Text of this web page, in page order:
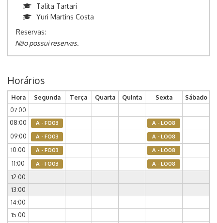
Talita Tartari
Yuri Martins Costa
Reservas:
Não possui reservas.
Horários
Hora Segunda Terça Quarta Quinta Sexta
Sábado
07:00
08:00
A - FO03 A - LO08
09:00 A - FO03 A - LO08
10:00 A - FO03 A - LO08
11:00 A - FO03 A - LO08
12:00
13:00
14:00
15:00